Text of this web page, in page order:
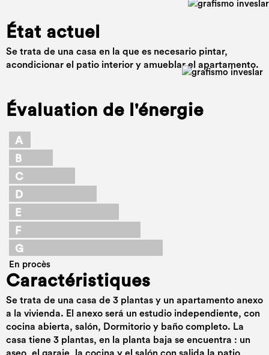
État actuel
Se trata de una casa en la que es necesario pintar,
acondicionar el patio interior y amueblar el apartamento.
Évaluation de l'énergie
A
B
C
D
E
F
G
En procès
Caractéristiques
Se trata de una casa de 3 plantas y un apartamento anexo
a la vivienda. El anexo será un estudio independiente, con
cocina abierta, salón, Dormitorio y baño completo. La
casa tiene 3 plantas, en la planta baja se encuentra : un
aseo, el garaje, la cocina y el salón con salida la patio